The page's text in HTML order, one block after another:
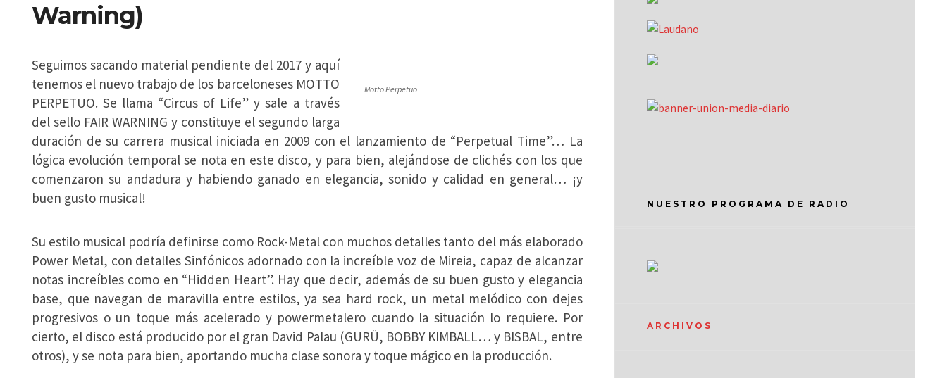
Warning)
Motto Perpetuo
Seguimos sacando material pendiente del 2017 y aquí
tenemos el nuevo trabajo de los barceloneses MOTTO
PERPETUO. Se llama “Circus of Life” y sale a través
del sello FAIR WARNING y constituye el segundo larga
duración de su carrera musical iniciada en 2009 con el lanzamiento de “Perpetual Time”… La
lógica evolución temporal se nota en este disco, y para bien, alejándose de clichés con los que
comenzaron su andadura y habiendo ganado en elegancia, sonido y calidad en general… ¡y
buen gusto musical!
Su estilo musical podría definirse como Rock-Metal con muchos detalles tanto del más elaborado
Power Metal, con detalles Sinfónicos adornado con la increíble voz de Mireia, capaz de alcanzar
notas increíbles como en “Hidden Heart”. Hay que decir, además de su buen gusto y elegancia
base, que navegan de maravilla entre estilos, ya sea hard rock, un metal melódico con dejes
progresivos o un toque más acelerado y powermetalero cuando la situación lo requiere. Por
cierto, el disco está producido por el gran David Palau (GURÜ, BOBBY KIMBALL… y BISBAL, entre
otros), y se nota para bien, aportando mucha clase sonora y toque mágico en la producción.
NUESTRO PROGRAMA DE RADIO
ARCHIVOS